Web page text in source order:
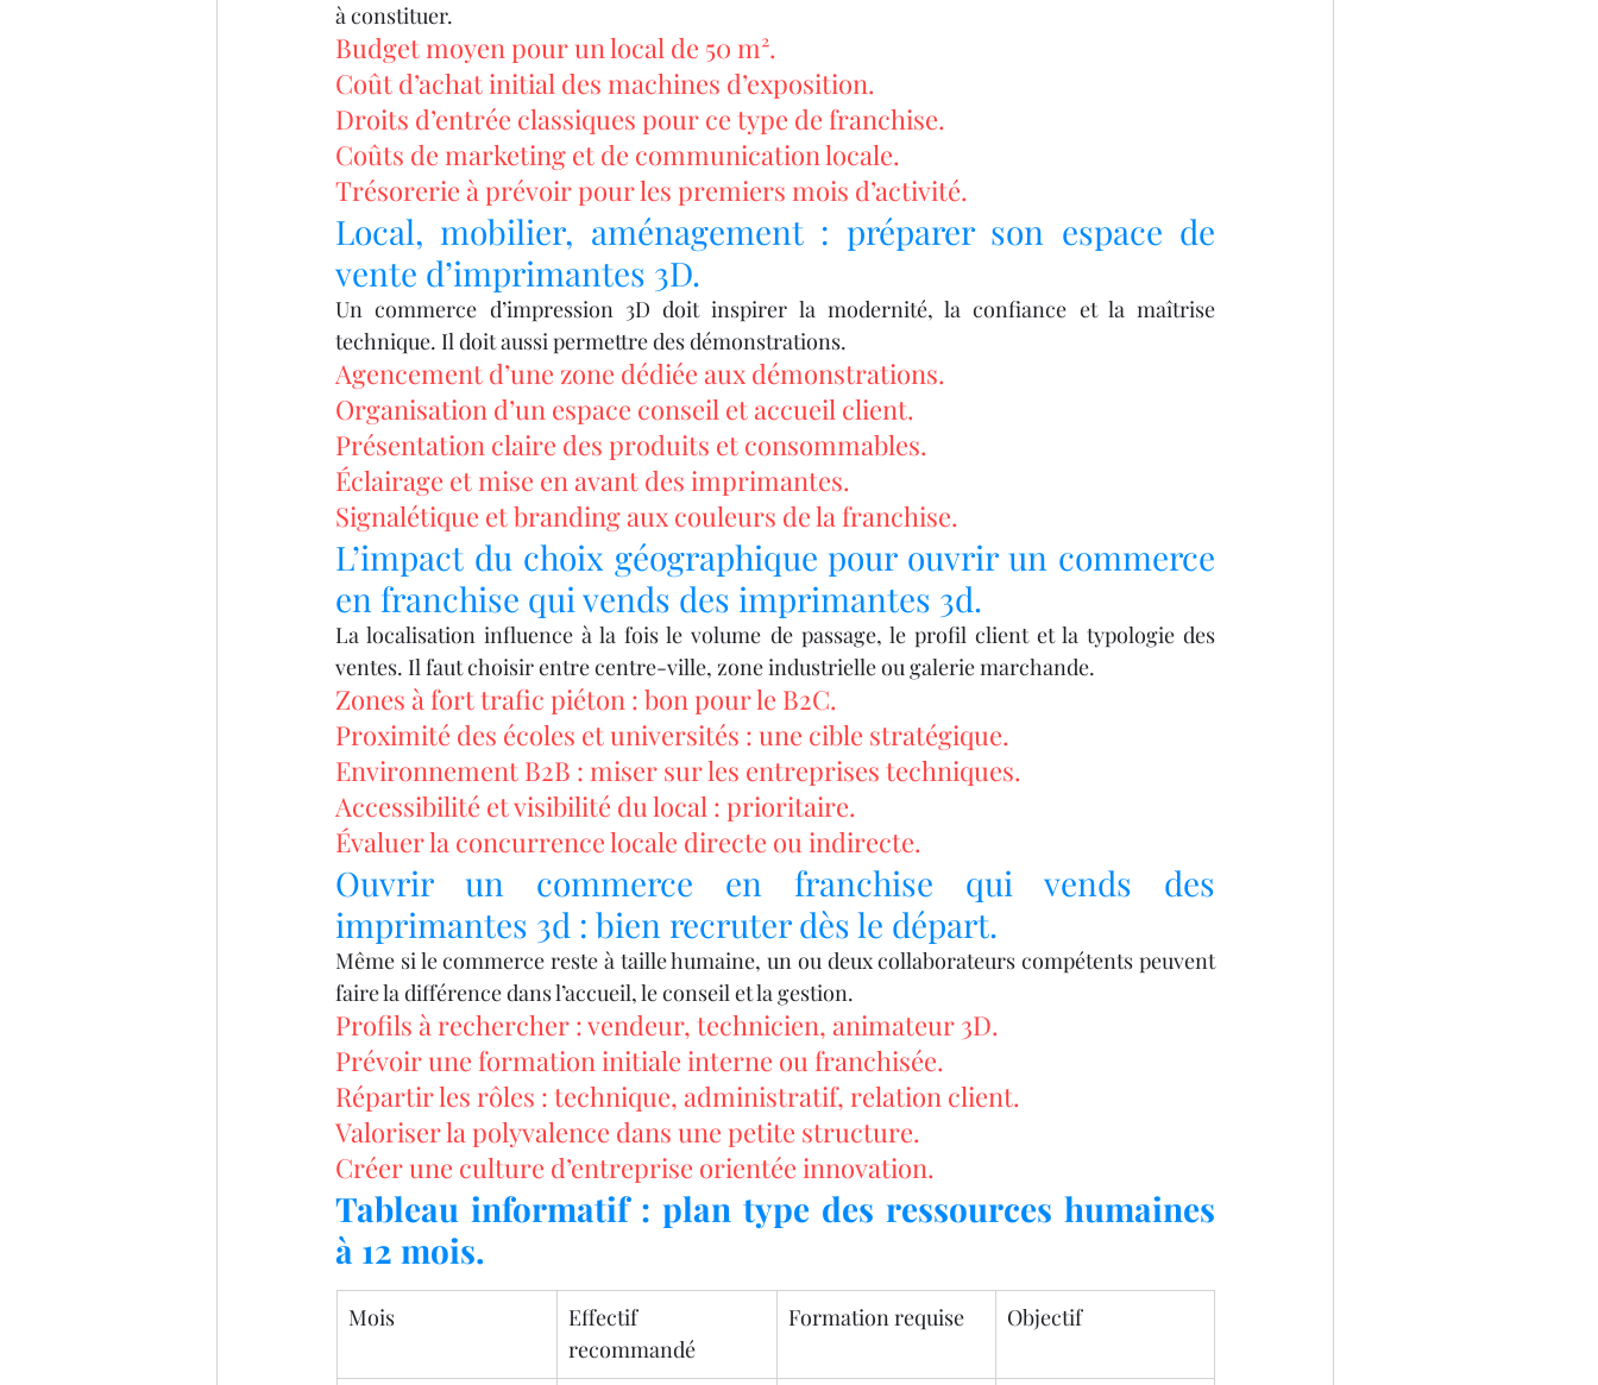
à constituer.
Budget moyen pour un local de 50 m².
Coût d’achat initial des machines d’exposition.
Droits d’entrée classiques pour ce type de franchise.
Coûts de marketing et de communication locale.
Trésorerie à prévoir pour les premiers mois d’activité.
Local, mobilier, aménagement : préparer son espace de
vente d’imprimantes 3D.
Un commerce d’impression 3D doit inspirer la modernité, la confiance et la maîtrise
technique. Il doit aussi permettre des démonstrations.
Agencement d’une zone dédiée aux démonstrations.
Organisation d’un espace conseil et accueil client.
Présentation claire des produits et consommables.
Éclairage et mise en avant des imprimantes.
Signalétique et branding aux couleurs de la franchise.
L’impact du choix géographique pour ouvrir un commerce
en franchise qui vends des imprimantes 3d.
La localisation influence à la fois le volume de passage, le profil client et la typologie des
ventes. Il faut choisir entre centre-ville, zone industrielle ou galerie marchande.
Zones à fort trafic piéton : bon pour le B2C.
Proximité des écoles et universités : une cible stratégique.
Environnement B2B : miser sur les entreprises techniques.
Accessibilité et visibilité du local : prioritaire.
Évaluer la concurrence locale directe ou indirecte.
Ouvrir un commerce en franchise qui vends des
imprimantes 3d : bien recruter dès le départ.
Même si le commerce reste à taille humaine, un ou deux collaborateurs compétents peuvent
faire la différence dans l’accueil, le conseil et la gestion.
Profils à rechercher : vendeur, technicien, animateur 3D.
Prévoir une formation initiale interne ou franchisée.
Répartir les rôles : technique, administratif, relation client.
Valoriser la polyvalence dans une petite structure.
Créer une culture d’entreprise orientée innovation.
Tableau informatif : plan type des ressources humaines
à 12 mois.
Mois
Effectif
recommandé
Formation requise Objectif